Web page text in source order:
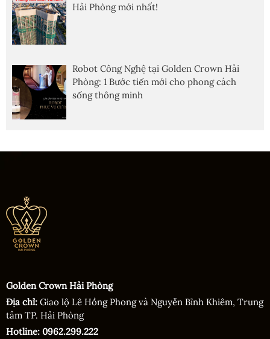
Hải Phòng mới nhất!
Robot Công Nghệ tại Golden Crown Hải
Phòng: 1 Bước tiến mới cho phong cách
sống thông minh
Golden Crown Hải Phòng
Địa chỉ: Giao lộ Lê Hồng Phong và Nguyễn Bỉnh Khiêm, Trung
tâm TP. Hải Phòng
Hotline: 0962.299.222